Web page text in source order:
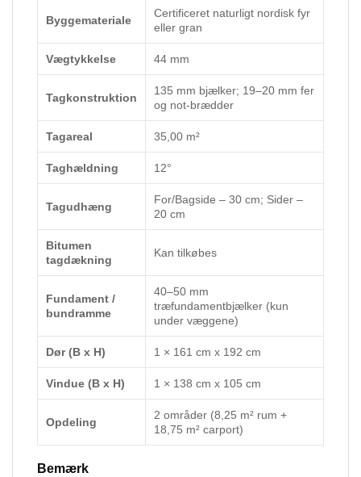
Byggemateriale
Certificeret naturligt nordisk fyr
eller gran
Vægtykkelse 44 mm
Tagkonstruktion
135 mm bjælker; 19–20 mm fer
og not-brædder
Tagareal 35,00 m²
Taghældning 12°
Tagudhæng
For/Bagside – 30 cm; Sider –
20 cm
Bitumen
tagdækning
Kan tilkøbes
Fundament /
bundramme
40–50 mm
træfundamentbjælker (kun
under væggene)
Dør (B x H) 1 × 161 cm x 192 cm
Vindue (B x H) 1 × 138 cm x 105 cm
Opdeling
2 områder (8,25 m² rum +
18,75 m² carport)
Bemærk